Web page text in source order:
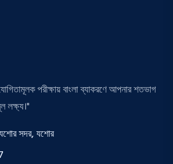
পরীক্ষায় বাংলা ব্যাকরণে আপনার শতভাগ
লক্ষ্য।"
সদর, যশোর